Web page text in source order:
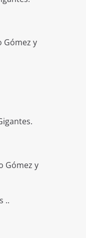
Gómez y
Gómez y
..